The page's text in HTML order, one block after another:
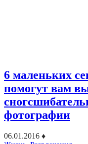
6 маленьких
помогут вам
фотографии
06.01.2016 ♦